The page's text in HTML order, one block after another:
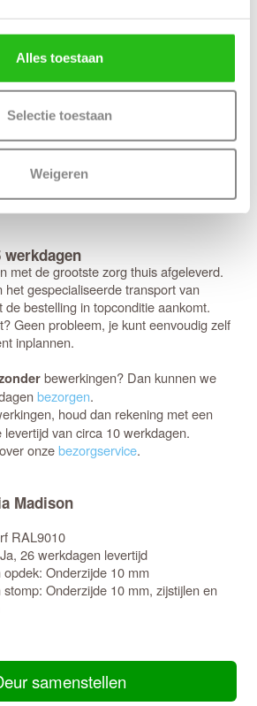
Alles toestaan
Selectie toestaan
Weigeren
advies; daarom chat je bij ons altijd met
voor je klaar. Stel je vraag direct via de
antwoord van een expert (dagelijks
uur).
met de grootste zorg thuis afgeleverd.
gespecialiseerde transport van
bestelling in topconditie aankomt.
Geen probleem, je kunt eenvoudig zelf
inplannen.
bewerkingen? Dan kunnen we
bezorgen.
houd dan rekening met een
van circa 10 werkdagen.
onzebezorgservice.
Madison
RAL9010
26 werkdagen levertijd
Onderzijde 10 mm
Onderzijde 10 mm, zijstijlen en
samenstellen